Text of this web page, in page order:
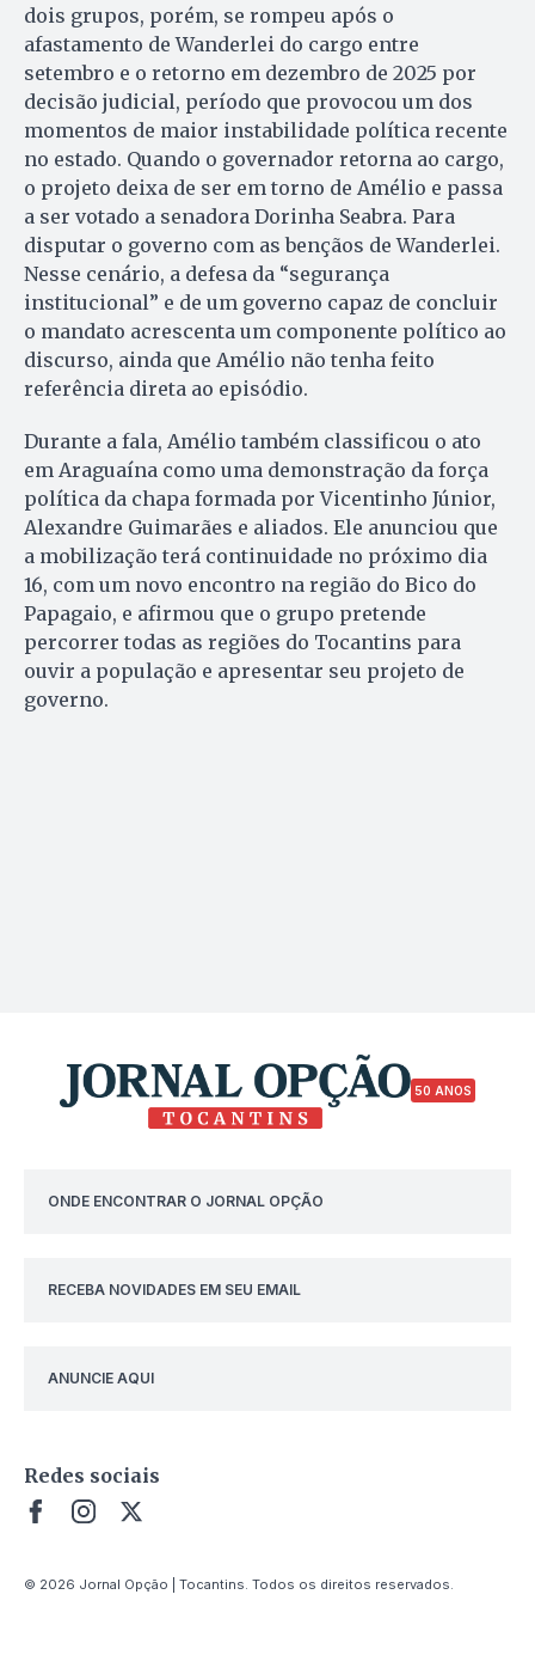
dois grupos, porém, se rompeu após o
afastamento de Wanderlei do cargo entre
setembro e o retorno em dezembro de 2025 por
decisão judicial, período que provocou um dos
momentos de maior instabilidade política recente
no estado. Quando o governador retorna ao cargo,
o projeto deixa de ser em torno de Amélio e passa
a ser votado a senadora Dorinha Seabra. Para
disputar o governo com as bençãos de Wanderlei.
Nesse cenário, a defesa da “segurança
institucional” e de um governo capaz de concluir
o mandato acrescenta um componente político ao
discurso, ainda que Amélio não tenha feito
referência direta ao episódio.
Durante a fala, Amélio também classificou o ato
em Araguaína como uma demonstração da força
política da chapa formada por Vicentinho Júnior,
Alexandre Guimarães e aliados. Ele anunciou que
a mobilização terá continuidade no próximo dia
16, com um novo encontro na região do Bico do
Papagaio, e afirmou que o grupo pretende
percorrer todas as regiões do Tocantins para
ouvir a população e apresentar seu projeto de
governo.
50 ANOS
ONDE ENCONTRAR O JORNAL OPÇÃO
RECEBA NOVIDADES EM SEU EMAIL
ANUNCIE AQUI
Redes sociais
© 2026 Jornal Opção | Tocantins. Todos os direitos reservados.